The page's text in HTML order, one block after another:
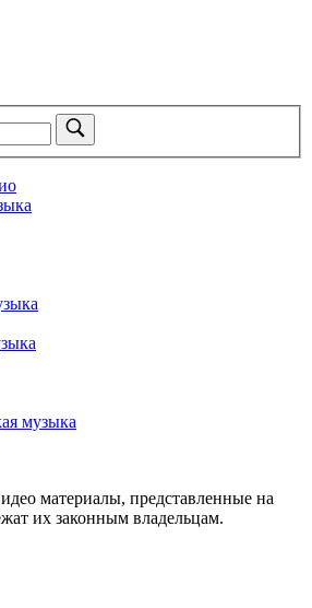
музыка
материалы, представленные на
их законным владельцам.